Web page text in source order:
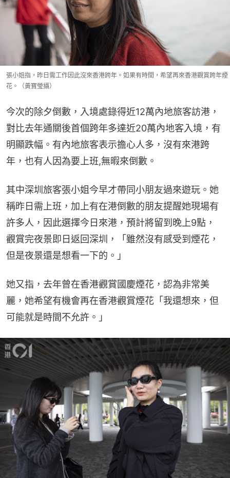
張小姐指，昨日需工作因此沒來香港跨年。如果有時間，希望再來香港觀賞跨年煙
花。（黃寶瑩攝）
今次的除夕倒數，入境處錄得近12萬內地旅客訪港，
對比去年通關後首個跨年多達近20萬內地客入境，有
明顯跌幅。有內地旅客表示擔心人多，沒有來港跨
年，也有人因為要上班,無暇來倒數。
其中深圳旅客張小姐今早才帶同小朋友過來遊玩。她
稱昨日需上班，加上有在港倒數的朋友提醒她現場有
許多人，因此選擇今日來港，預計將留到晚上9點，
觀賞完夜景即日返回深圳，「雖然沒有感受到煙花，
但是夜景還是想看一下的。」
她又指，去年曾在香港觀賞國慶煙花，認為非常美
麗，她希望有機會再在香港觀賞煙花「我還想來，但
可能就是時間不允許。」